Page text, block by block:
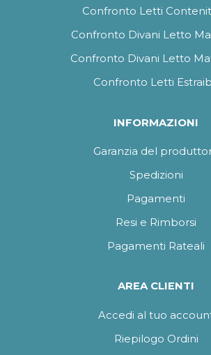
Confronto Letti
Confronto Divani Letto
Confronto Divani Letto
Confronto Letti
INFORMAZIONI
Garanzia del
Spedizioni
Pagamenti
Resi e Rimborsi
Pagamenti Rateali
AREA CLIENTI
Accedi al tuo
Riepilogo Ordini